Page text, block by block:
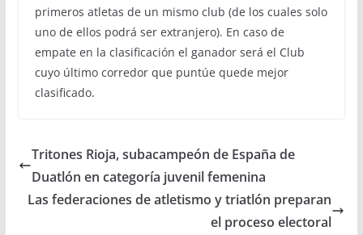
primeros atletas de un mismo club (de los cuales solo
uno de ellos podrá ser extranjero). En caso de
empate en la clasificación el ganador será el Club
cuyo último corredor que puntúe quede mejor
clasificado.
Tritones Rioja, subacampeón de España de
Duatlón en categoría juvenil femenina
Las federaciones de atletismo y triatlón preparan
el proceso electoral